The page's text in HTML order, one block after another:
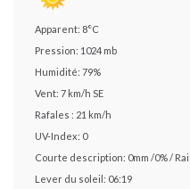
Apparent: 8°C
Pression: 1024 mb
Humidité: 79%
Vent: 7 km/h SE
Rafales : 21 km/h
UV-Index: 0
Courte description: 0mm /0%/
Lever du soleil: 06:19